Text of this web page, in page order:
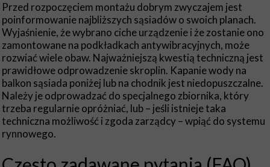
Przed rozpoczęciem montażu dobrym zwyczajem jest
poinformowanie najbliższych sąsiadów o swoich planach.
Wyjaśnienie, że wybrano ciche urządzenie i że zostanie ono
zamontowane na podkładkach antywibracyjnych, może
rozwiać wiele obaw. Najważniejszą kwestią techniczną jest
prawidłowe odprowadzenie skroplin. Kapanie wody na
balkon sąsiada poniżej lub na chodnik jest niedopuszczalne.
Należy je odprowadzać do specjalnego zbiornika, który
trzeba regularnie opróżniać, lub – jeśli istnieje taka
techniczna możliwość i zgoda zarządcy – wpiąć do systemu
rynnowego.